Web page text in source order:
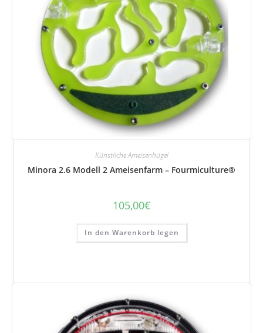
Künstliche Ameisenhügel
Minora 2.6 Modell 2 Ameisenfarm – Fourmiculture®
105,00€
In den Warenkorb legen